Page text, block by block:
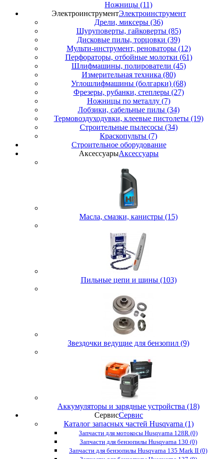
Ножницы (11)
ЭлектроинструментЭлектроинструмент
Дрели, миксеры (36)
Шуруповерты, гайковерты (85)
Дисковые пилы, торцовки (39)
Мульти-инструмент, реноваторы (12)
Перфораторы, отбойные молотки (61)
Шлифмашины, полирователи (45)
Измерительная техника (80)
Углошлифмашины (болгарки) (68)
Фрезеры, рубанки, степлеры (27)
Ножницы по металлу (7)
Лобзики, сабельные пилы (34)
Термовоздуходувки, клеевые пистолеты (19)
Строительные пылесосы (34)
Краскопульты (7)
Строительное оборудование
АксессуарыАксессуары
Масла, смазки, канистры (15)
Пильные цепи и шины (103)
Звездочки ведущие для бензопил (9)
Аккумуляторы и зарядные устройства (18)
СервисСервис
Каталог запасных частей Husqvarna (1)
Запчасти для мотокосы Husqvarna 128R (0)
Запчасти для бензопилы Husqvarna 130 (0)
Запчасти для бензопилы Husqvarna 135 Mark II (0)